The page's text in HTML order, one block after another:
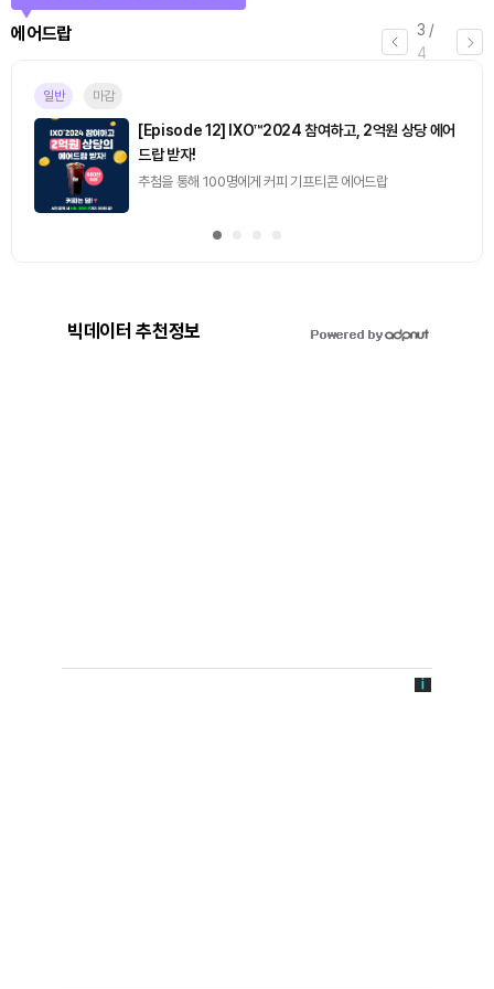
4 /
4
퀴즈
마감
[토큰포스트] 기사 퀴즈 658회차
2026.08.07 (금) ~ 2026.08.08 (토)
빅데이터 추천정보